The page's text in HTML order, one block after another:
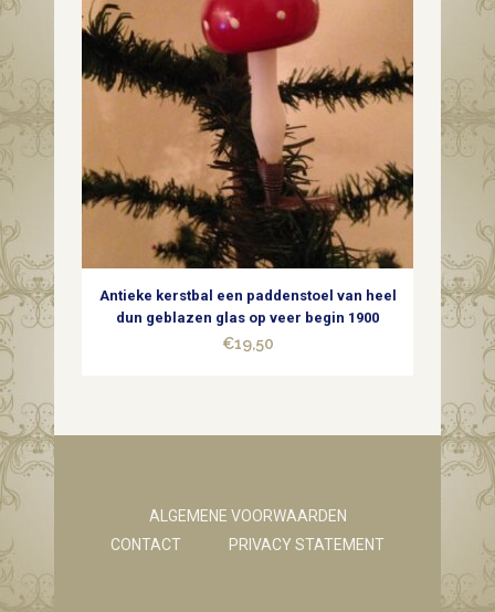
Antieke kerstbal een paddenstoel van heel
dun geblazen glas op veer begin 1900
€19,50
ALGEMENE VOORWAARDEN
CONTACT
PRIVACY STATEMENT